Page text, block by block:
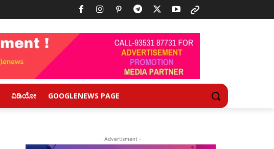
ವಿಡಿಯೋ GOOGLENEWS PAGE
- Advertisment -